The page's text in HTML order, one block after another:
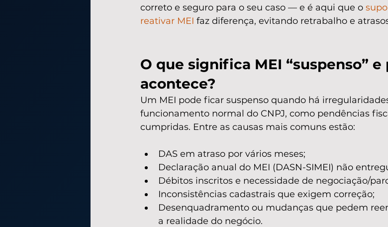
correto e seguro para o seu caso — e é aqui que o
reativar MEI faz diferença, evitando retrabalho e
O que significa MEI “suspenso” e
acontece?
Um MEI pode ficar suspenso quando há
funcionamento normal do CNPJ, como pendências
cumpridas. Entre as causas mais comuns estão:
DAS em atraso por vários meses;
Declaração anual do MEI (DASN-SIMEI) não
Débitos inscritos e necessidade de negociação/
Inconsistências cadastrais que exigem correção;
Desenquadramento ou mudanças que pedem
a realidade do negócio.